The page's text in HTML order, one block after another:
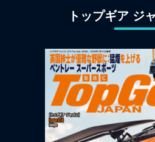
トップギア ジ